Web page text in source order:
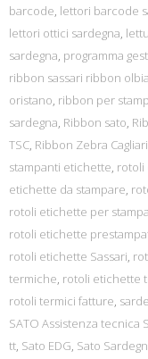
barcode, lettori barcode
lettori ottici sardegna,
sardegna, programma
ribbon sassari ribbon olbia
oristano, ribbon per
sardegna, Ribbon sato,
TSC, Ribbon Zebra Cagliari
stampanti etichette, rotoli
etichette da stampare,
rotoli etichette per
rotoli etichette
rotoli etichette Sassari,
termiche, rotoli etichette
rotoli termici fatture,
SATO Assistenza tecnica
tt, Sato EDG, Sato